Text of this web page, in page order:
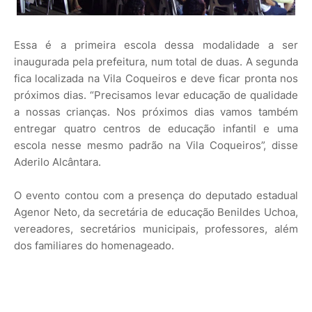
Essa é a primeira escola dessa modalidade a ser
inaugurada pela prefeitura, num total de duas. A segunda
fica localizada na Vila Coqueiros e deve ficar pronta nos
próximos dias. “Precisamos levar educação de qualidade
a nossas crianças. Nos próximos dias vamos também
entregar quatro centros de educação infantil e uma
escola nesse mesmo padrão na Vila Coqueiros”, disse
Aderilo Alcântara.
O evento contou com a presença do deputado estadual
Agenor Neto, da secretária de educação Benildes Uchoa,
vereadores, secretários municipais, professores, além
dos familiares do homenageado.